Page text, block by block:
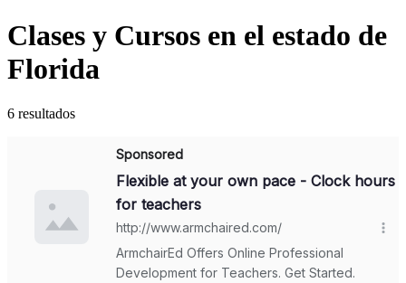
Clases y Cursos en el estado de
Florida
6 resultados